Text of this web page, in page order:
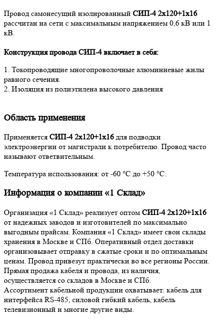
Провод самонесущий изолированный СИП-4 2х120+1х16
рассчитан на сети с максимальным напряжением 0,6 кВ или 1
кВ.
Конструкция провода СИП-4включает в себя:
1. Токопроводящие многопроволочные алюминиевые жилы
равного сечения.
2. Изоляция из полиэтилена высокого давления
Область применения
Применяется СИП-4 2х120+1х16 для подводки
электроэнергии от магистрали к потребителю. Провод часто
называют ответвительным.
Температура использования: от -60 °С до +50 °С.
Информация о компании «1 Склад»
Организация «1 Склад» реализует оптом СИП-4 2х120+1х16
от надежных заводов и изготовителей по максимально
выгодным прайсам. Компания «1 Склад» имеет свои склады
хранения в Москве и СПб. Оперативный отдел доставки
организовывает отправку в сжатые сроки и по оптимальным
ценам. Провод привезут практически во все регионы России.
Прямая продажа кабеля и провода, из наличия,
осуществляется со складов в Москве и СПб.
Ассортимент кабельной продукции охватывает: кабель для
интерфейса RS-485, силовой гибкий кабель, кабель
телевизионный и многие другие виды.